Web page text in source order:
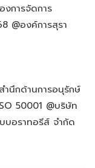
งการจัดการ
@องค์การสุรา
นึกด้านการอนุรักษ์
50001 @บริษัท
บอราทอรีส์ จำกัด